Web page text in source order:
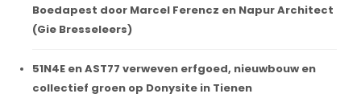
Boedapest door Marcel Ferencz en Napur Architect
(Gie Bresseleers)
51N4E en AST77 verweven erfgoed, nieuwbouw en
collectief groen op Donysite in Tienen